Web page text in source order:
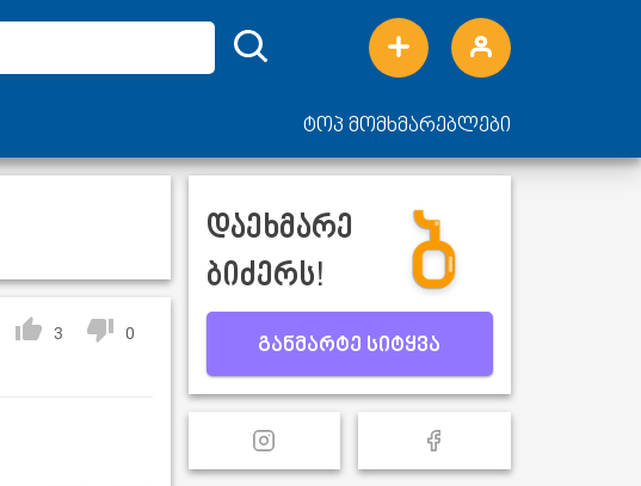
ტოპ მომხმარებლები
3 0
დაეხმარე
ბიძერს!
განმარტე სიტყვა